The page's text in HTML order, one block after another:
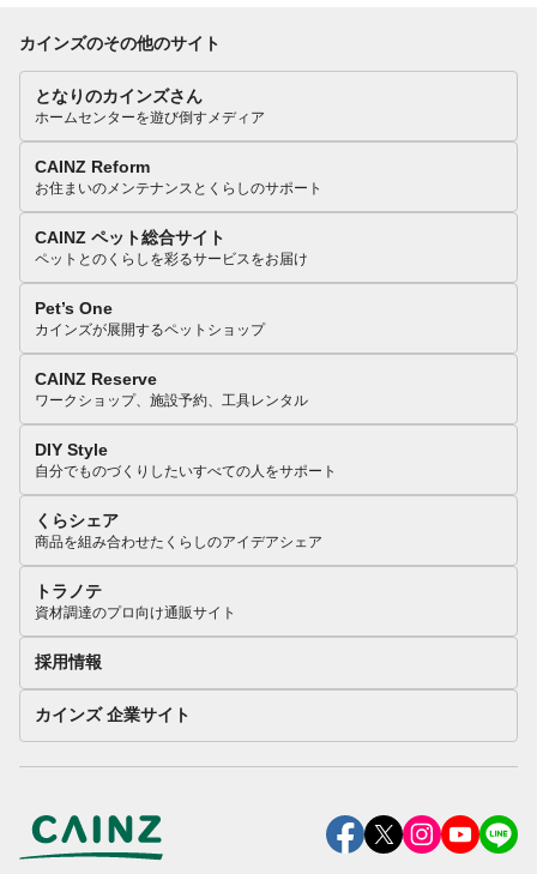
カインズのその他のサイト
となりのカインズさん
ホームセンターを遊び倒すメディア
CAINZ Reform
お住まいのメンテナンスとくらしのサポート
CAINZ ペット総合サイト
ペットとのくらしを彩るサービスをお届け
Pet’s One
カインズが展開するペットショップ
CAINZ Reserve
ワークショップ、施設予約、工具レンタル
DIY Style
自分でものづくりしたいすべての人をサポート
くらシェア
商品を組み合わせたくらしのアイデアシェア
トラノテ
資材調達のプロ向け通販サイト
採用情報
カインズ 企業サイト